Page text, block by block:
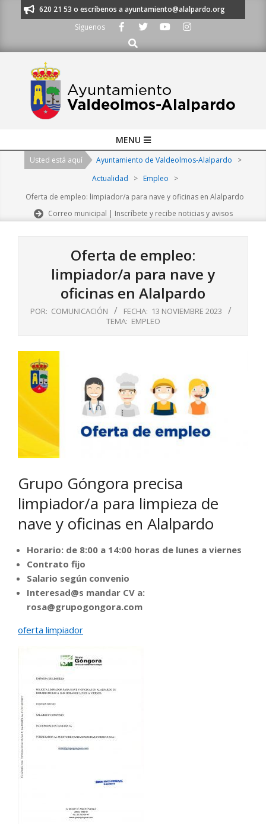
al 91 620 21 53 o escríbenos a ayuntamiento@alalpardo.org
Síguenos
Buscar
Navigation
MENU
Usted está aquí Ayuntamiento de Valdeolmos-Alalpardo
>
Actualidad
> Empleo
>
Oferta de empleo: limpiador/a para nave y oficinas en Alalpardo
Correo municipal | Inscríbete y recibe noticias y avisos
Oferta de empleo:
limpiador/a para nave y
oficinas en Alalpardo
POR: COMUNICACIÓN FECHA: 13 NOVIEMBRE 2023
TEMA: EMPLEO
Grupo Góngora precisa
limpiador/a para limpieza de
nave y oficinas en Alalpardo
Horario: de 8:00 a 14:00 horas de lunes a viernes
Contrato fijo
Salario según convenio
Interesad@s mandar CV a:
rosa@grupogongora.com
oferta limpiador